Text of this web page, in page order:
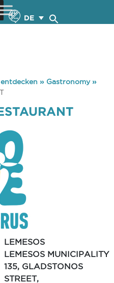
DE
» Gastronomy»
LEMESOS
LEMESOS MUNICIPALITY
135, GLADSTONOS
STREET,